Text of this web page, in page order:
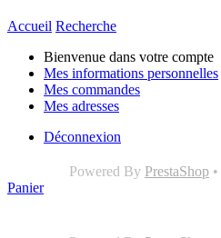
Accueil Recherche
Bienvenue dans votre compte
Mes informations personnelles
Mes commandes
Mes adresses
Déconnexion
Powered By PrestaShop •
Panier